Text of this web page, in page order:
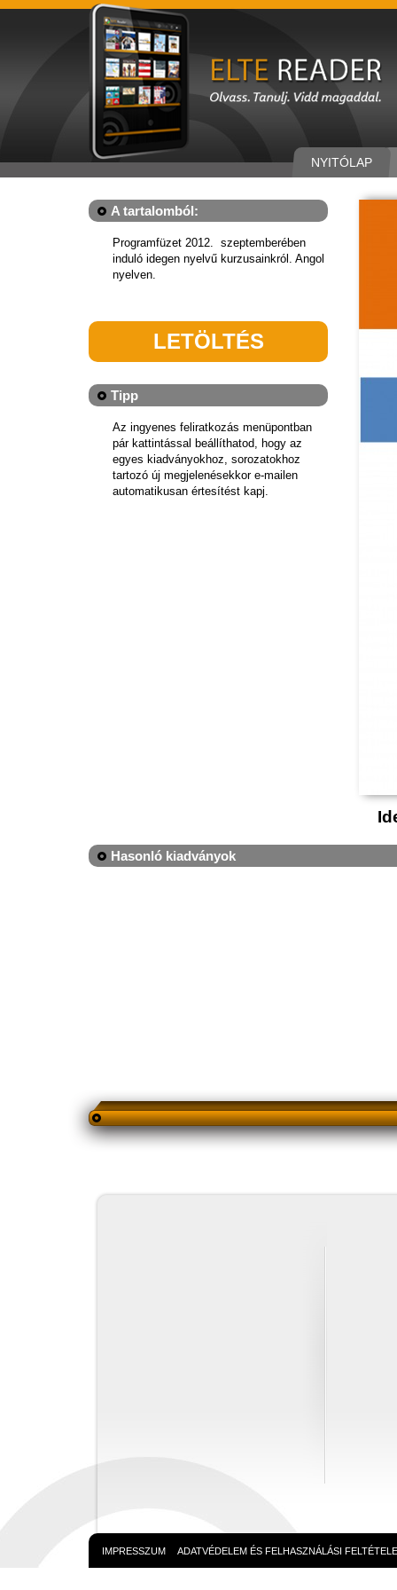
NYITÓLAP
A tartalomból:
Programfüzet 2012. szeptemberében
induló idegen nyelvű kurzusainkról. Angol
nyelven.
LETÖLTÉS
Tipp
Az ingyenes feliratkozás menüpontban
pár kattintással beállíthatod, hogy az
egyes kiadványokhoz, sorozatokhoz
tartozó új megjelenésekkor e-mailen
automatikusan értesítést kapj.
Hasonló kiadványok
IMPRESSZUM ADATVÉDELEM ÉS FELHASZNÁLÁSI